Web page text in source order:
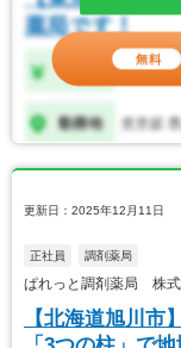
更新日：2025年12月11日
正社員 調剤薬局
ぱれっと調剤薬局 株式
【北海道旭川